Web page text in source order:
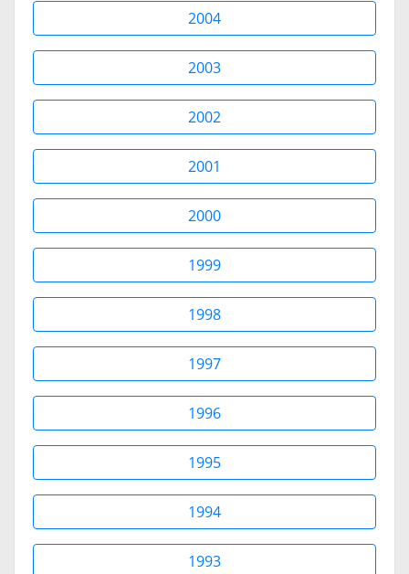
2004
2003
2002
2001
2000
1999
1998
1997
1996
1995
1994
1993